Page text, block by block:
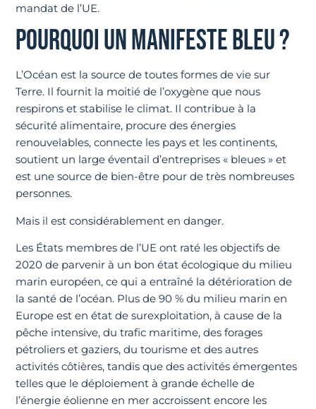
mandat de l’UE.
POURQUOI UN MANIFESTE BLEU ?
L’Océan est la source de toutes formes de vie sur
Terre. Il fournit la moitié de l’oxygène que nous
respirons et stabilise le climat. Il contribue à la
sécurité alimentaire, procure des énergies
renouvelables, connecte les pays et les continents,
soutient un large éventail d’entreprises « bleues » et
est une source de bien-être pour de très nombreuses
personnes.
Mais il est considérablement en danger.
Les États membres de l’UE ont raté les objectifs de
2020 de parvenir à un bon état écologique du milieu
marin européen, ce qui a entraîné la détérioration de
la santé de l’océan. Plus de 90 % du milieu marin en
Europe est en état de surexploitation, à cause de la
pêche intensive, du trafic maritime, des forages
pétroliers et gaziers, du tourisme et des autres
activités côtières, tandis que des activités émergentes
telles que le déploiement à grande échelle de
l’énergie éolienne en mer accroissent encore les